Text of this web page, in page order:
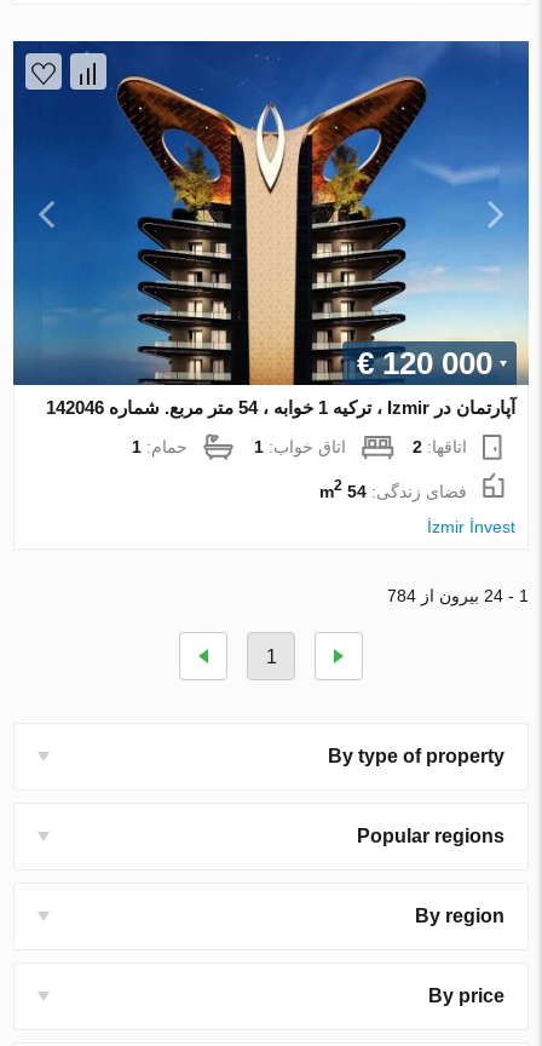
€ 120 000
آپارتمان در Izmir ، ترکیه 1 خوابه ، 54 متر مربع. شماره 142046
اتاقها:2 اتاق خواب:1 حمام:1
فضای زندگی:54 m
2
İzmir İnvest
1 - 24 بیرون از 784
1
By type of property
Popular regions
By region
By price